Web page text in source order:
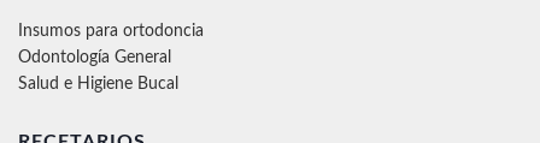
Insumos para ortodoncia
Odontología General
Salud e Higiene Bucal